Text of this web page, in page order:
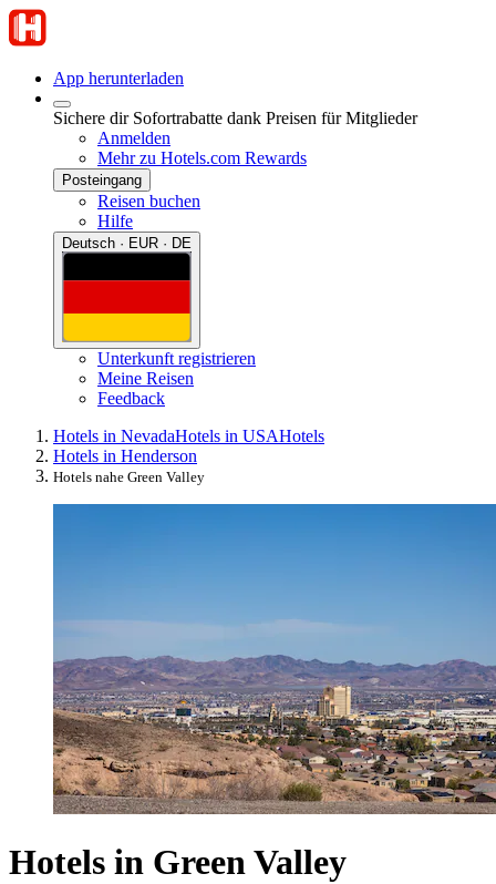
App herunterladen
Sichere dir Sofortrabatte dank Preisen für Mitglieder
Anmelden
Mehr zu Hotels.com Rewards
Posteingang
Reisen buchen
Hilfe
Deutsch · EUR · DE
Unterkunft registrieren
Meine Reisen
Feedback
Hotels in NevadaHotels in USAHotels
Hotels in Henderson
Hotels nahe Green Valley
Hotels in Green Valley